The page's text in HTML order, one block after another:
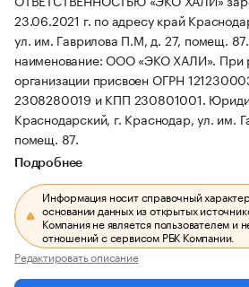
23.06.2021 г. по адресу край
ул. им. Гаврилова П.М, д. 27, помещ. 87.
наименование: ООО «ЭКО ХАЛИ». При
организации присвоен ОГРН
2308280019 и КПП 230801001.
Краснодарский, г. Краснодар, ул. им.
помещ. 87.
Подробнее
Информация носит справочный
основании данных из открытых
Компания не является пользователем и
отношений с сервисом РБК Компании.
Редактировать описание